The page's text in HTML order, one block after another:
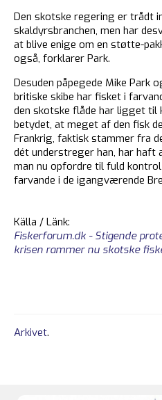
Den skotske regering er trådt
skaldyrsbranchen, men har
at blive enige om en støtte-
også, forklarer Park.
Desuden påpegede Mike Park
britiske skibe har fisket i
den skotske flåde har ligget til
betydet, at meget af den fisk
Frankrig, faktisk stammer fra
dét understreger han, har haft
man nu opfordre til fuld
farvande i de igangværende
Källa / Länk:
Fiskerforum.dk - Stigende
krisen rammer nu skotske
Arkivet.